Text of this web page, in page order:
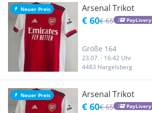
Neuer Preis Arsenal Trikot
€ 60€ 65 PayLivery
Größe 164
23.07. - 16:42 Uhr
4483 Hargelsberg
Neuer Preis Arsenal Trikot
€ 60€ 65 PayLivery